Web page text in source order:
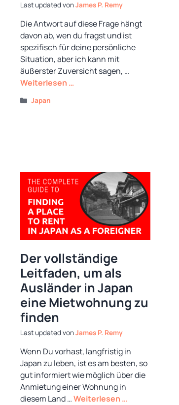
vonJames P. Remy
Die Antwort auf diese Frage hängt
davon ab, wen du fragst und ist
spezifisch für deine persönliche
Situation, aber ich kann mit
äußerster Zuversicht sagen, …
Weiterlesen …
Kategorien
Japan
Der vollständige
Leitfaden, um als
Ausländer in Japan
eine Mietwohnung zu
finden
vonJames P. Remy
Wenn Du vorhast, langfristig in
Japan zu leben, ist es am besten, so
gut informiert wie möglich über die
Anmietung einer Wohnung in
diesem Land …Weiterlesen …